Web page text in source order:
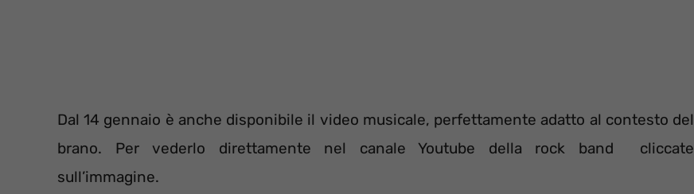
Dal 14 gennaio è anche disponibile il video musicale, perfettamente adatto al contesto del
brano. Per vederlo direttamente nel canale Youtube della rock band cliccate
sull’immagine.